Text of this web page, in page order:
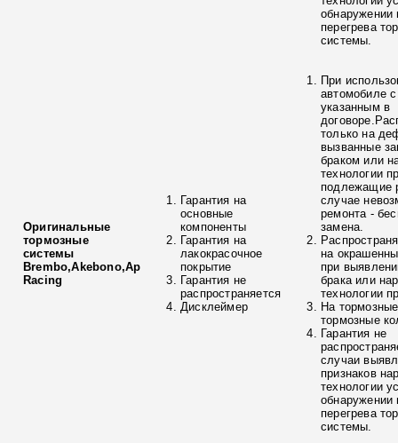
обнаружении
перегрева
системы.
Оригинальные
тормозные
системы
Brembo,Akebono,Ap
Racing
Гарантия на
основные
компоненты
Гарантия на
лакокрасочное
покрытие
Гарантия не
распространяется
Дисклеймер
При
автомобиле
указанным в
только на
вызванные
браком или
технологии
подлежащие
случае
ремонта -
замена.
на
при
брака или
технологии
На
тормозные
Гарантия не
случаи
признаков
технологии
обнаружении
перегрева
системы.